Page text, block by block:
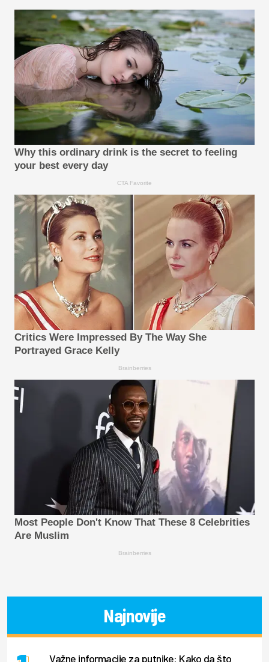
Why this ordinary drink is the secret to feeling
your best every day
CTA Favorite
Critics Were Impressed By The Way She
Portrayed Grace Kelly
Brainberries
Most People Don't Know That These 8 Celebrities
Are Muslim
Brainberries
Najnovije
Važne informacije za putnike: Kako da što